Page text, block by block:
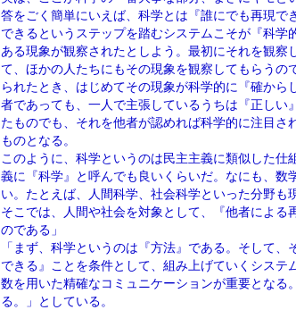
答をごく簡単にいえば、科学とは『誰にでも再現
できるというステップを踏むシステムこそが『科学
ある現象が観察されたとしよう。最初にそれを観察
て、ほかの人たちにもその現象を観察してもらうの
られたとき、はじめてその現象が科学的に『確か
者であっても、一人で主張しているうちは『正しい
たものでも、それを他者が認めれば科学的に注目
ものとなる。
このように、科学というのは民主主義に類似した
義に『科学』と呼んでも良いくらいだ。なにも、数
い。たとえば、人間科学、社会科学といった分野も
そこでは、人間や社会を対象として、『他者によ
のである」
「まず、科学というのは『方法』である。そして
できる』ことを条件として、組み上げていくシステ
数を用いた精確なコミュニケーションが重要となる
る。」としている。